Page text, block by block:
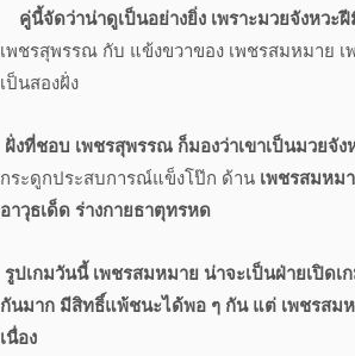
คู่นี้จัดว่าน่าดูเป็นอย่างยิ่ง เพราะมวยจังหว
เพชรสุพรรณ กับ แข้งขวาของ เพชรสมหมาย
เป็นสองฝั่ง
ฝั่งที่ชอบ เพชรสุพรรณ ก็มองว่าเขาเป็นมวยจั
กระดูกประสบการณ์แข็งโป๊ก ด้าน เพชรสมหม
อาวุธเด็ด ร่างกายธาตุทรหด
รูปเกมวันนี้ เพชรสมหมาย น่าจะเป็นฝ่ายเปิดเ
กันมาก มีสิทธิ์แพ้ชนะได้พอ ๆ กัน แต่ เพชรสม
เนื่อง